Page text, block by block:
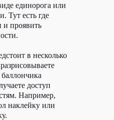
единорога или
Тут есть где
и проявить
в несколько
доступ
Например,
наклейку или